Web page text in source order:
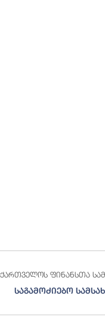
საქართველოს ფინანსთა
შემოსავლების